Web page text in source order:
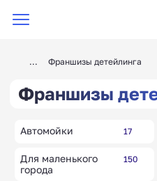
Франшизы детейлинга
Франшизы
Автомойки 17
Для маленького
города
150